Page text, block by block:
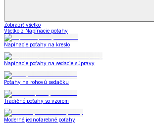
Zobraziť všetko
Všetko z Napínacie poťahy
Napínacie poťahy na kreslo
Napínacie poťahy na sedacie súpravy
Poťahy na rohovú sedačku
Tradičné poťahy so vzorom
Moderné jednofarebné poťahy